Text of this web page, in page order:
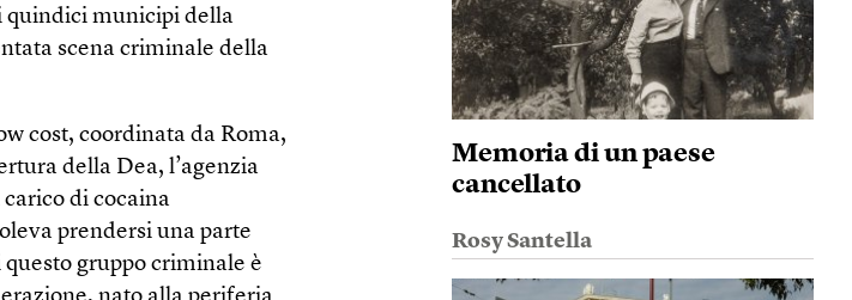
quindici municipi della
scena criminale della
cost, coordinata da Roma,
della Dea, l’agenzia
di cocaina
prendersi una parte
gruppo criminale è
Memoria di un paese
cancellato
Rosy Santella